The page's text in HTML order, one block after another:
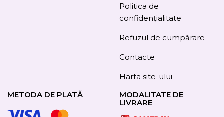
Politica de
confidențialitate
Refuzul de cumpărare
Contacte
Harta site-ului
METODA DE PLATĂ
MODALITATE DE
LIVRARE